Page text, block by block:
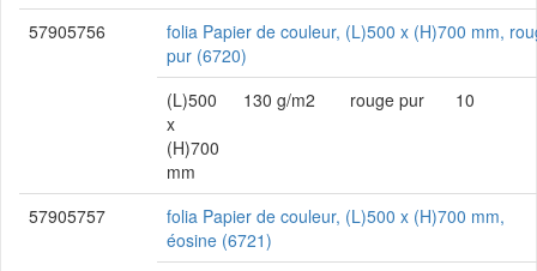
57905756
folia Papier de couleur, (L)500 x (H)700 mm,
pur (6720)
(L)500
x
(H)700
mm
130 g/m2 rouge pur 10
57905757
folia Papier de couleur, (L)500 x (H)700 mm,
éosine (6721)